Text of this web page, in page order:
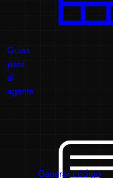
Guías
para
el
agente
Generar código